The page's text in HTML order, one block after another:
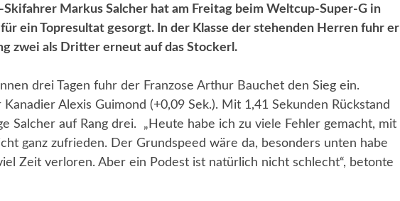
Skifahrer Markus Salcher hat am Freitag beim Weltcup-Super-G in
ein Topresultat gesorgt. In der Klasse der stehenden Herren fuhr er
zwei als Dritter erneut auf das Stockerl.
drei Tagen fuhr der Franzose Arthur Bauchet den Sieg ein.
Alexis Guimond (+0,09 Sek.). Mit 1,41 Sekunden Rückstand
Salcher auf Rang drei. „Heute habe ich zu viele Fehler gemacht, mit
ganz zufrieden. Der Grundspeed wäre da, besonders unten habe
Zeit verloren. Aber ein Podest ist natürlich nicht schlecht“, betonte